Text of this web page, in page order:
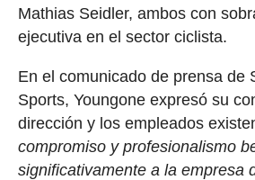
Mathias Seidler, ambos con
ejecutiva en el sector ciclista.
En el comunicado de prensa de
Sports, Youngone expresó su
dirección y los empleados
compromiso y profesionalismo
significativamente a la empresa